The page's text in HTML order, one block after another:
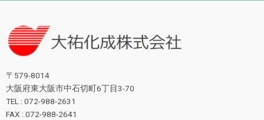
〒579-8014
大阪府東大阪市中石切町6丁目3-70
TEL : 072-988-2631
FAX : 072-988-2641